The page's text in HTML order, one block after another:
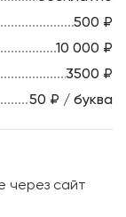
500 ₽
10 000 ₽
3500 ₽
50 ₽ / буква
через сайт